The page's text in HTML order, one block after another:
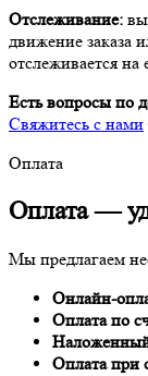
Отслеживание:
движение заказа
отслеживается
Есть вопросы по
Свяжитесь с нами
Оплата
Оплата —
Мы предлагаем
Онлайн-
Оплата по
Оплата при